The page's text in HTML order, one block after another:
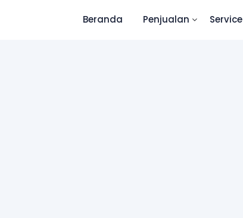
Beranda Penjualan Service